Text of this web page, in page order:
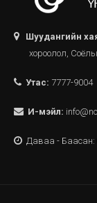
Шуудангийн
хороолол,
Утас: 7777-9004
И-мэйл:
Даваа - Баасан: